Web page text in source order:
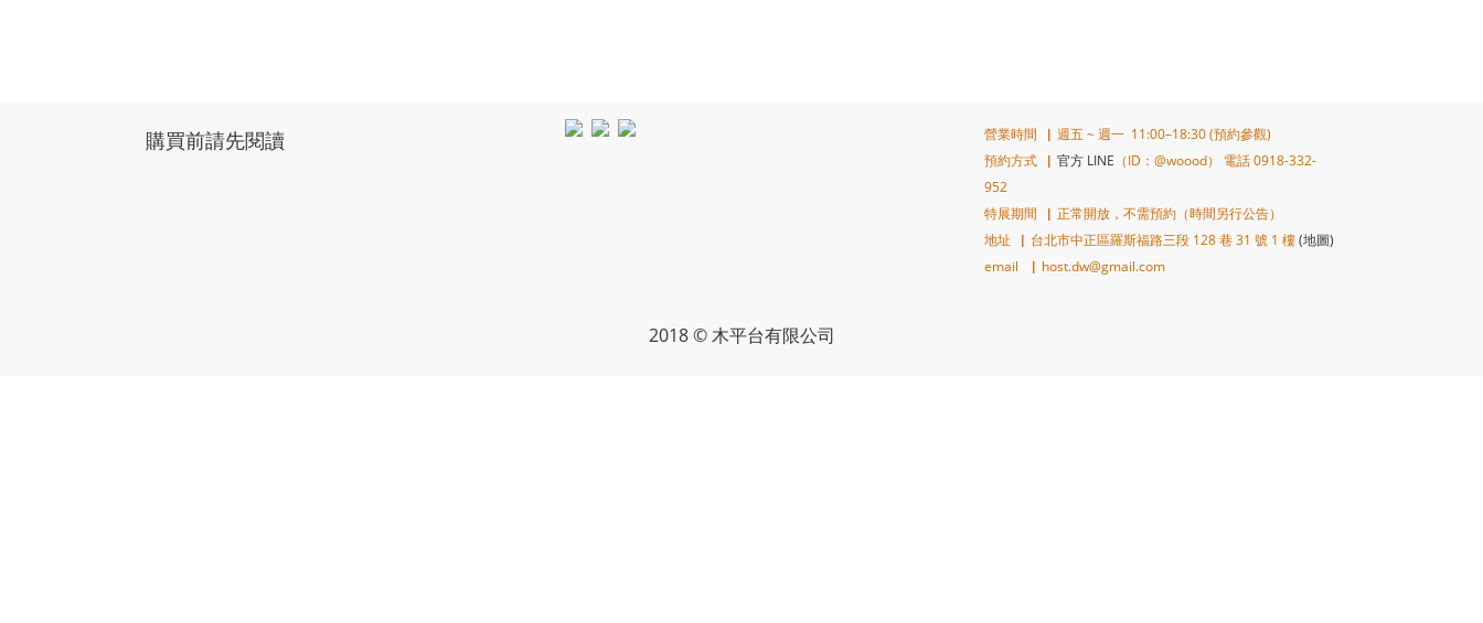
購買前請先閱讀
營業時間▕ 週五 ~ 週一 11:00–18:30 (預約參觀)
預約方式▕ 官方 LINE （ID：@woood） 電話 0918-332-
952
特展期間▕ 正常開放，不需預約（時間另行公告）
地址▕ 台北市中正區羅斯福路三段 128 巷 31 號 1 樓(地圖)
email ▕ host.dw@gmail.com
2018 © 木平台有限公司